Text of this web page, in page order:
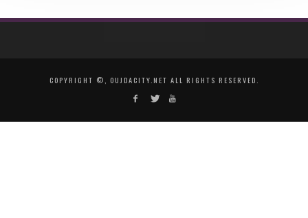
COPYRIGHT ©, OUJDACITY.NET ALL RIGHTS RESERVED.